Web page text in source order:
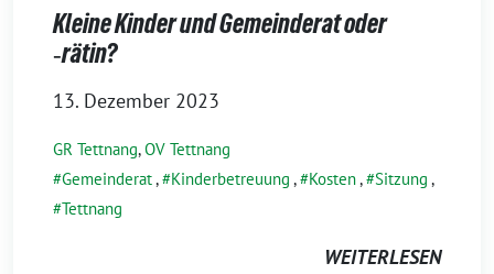
Kleine Kinder und Gemeinderat oder
‑rätin?
13. Dezember 2023
GR Tettnang,OV Tettnang
Gemeinderat, Kinderbetreuung , Kosten, Sitzung ,
Tettnang
WEITERLESEN